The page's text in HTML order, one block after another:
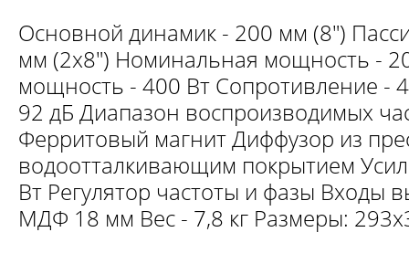
Основной динамик - 200 мм (8")
мм (2х8") Номинальная мощность -
мощность - 400 Вт Сопротивление -
92 дБ Диапазон воспроизводимых
Ферритовый магнит Диффузор из
водоотталкивающим покрытием
Вт Регулятор частоты и фазы Входы
МДФ 18 мм Вес - 7,8 кг Размеры: